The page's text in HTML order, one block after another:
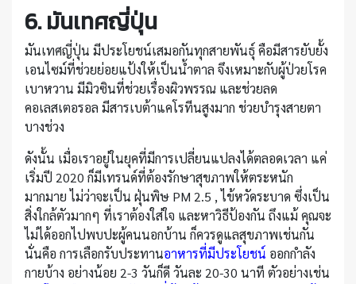
6. มันเทศญี่ปุ่น
มันเทศญี่ปุ่น มีประโยชน์เสมอกันทุกสายพันธุ์ คือมีสารยับยั้ง
เอนไซม์ที่ช่วยย่อยแป้งให้เป็นน้ำตาล จึงเหมาะกับผู้ป่วยโรค
เบาหวาน มีมิวซินที่ช่วยเรื่องผิวพรรณ และช่วยลด
คอเลสเตอรอล มีสารเบต้าแคโรทีนสูงมาก ช่วยบำรุงสายตา
บางช่วง
ดังนั้น เมื่อเราอยู่ในยุคที่มีการเปลี่ยนแปลงได้ตลอดเวลา แค่
เริ่มปี 2020 ก็มีเทรนด์ที่ต้องรักษาสุขภาพให้ตระหนัก
มากมาย ไม่ว่าจะเป็น ฝุ่นพิษ PM 2.5 , ไข้หวัดระบาด ซึ่งเป็น
สิ่งใกล้ตัวมากๆ ที่เราต้องใส่ใจ และหาวิธีป้องกัน ถึงแม้ คุณจะ
ไม่ได้ออกไปพบปะผู้คนนอกบ้าน ก็ควรดูแลสุขภาพเช่นกัน
นั่นคือ การเลือกรับประทานอาหารที่มีประโยชน์ ออกกำลัง
กายบ้าง อย่างน้อย 2-3 วันก็ดี วันละ 20-30 นาที ตัวอย่างเช่น